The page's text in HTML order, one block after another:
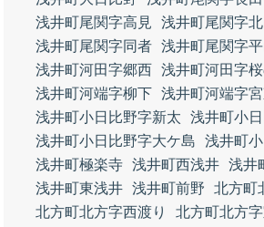
浅井町尾関字高見
浅井町尾関字北
浅井町尾関字同者 浅井町尾関字
浅井町河田字郷西 浅井町河田字
浅井町河端字柳下 浅井町河端字
浅井町小日比野字新太
浅井町小
浅井町小日比野字大ケ島
浅井町
浅井町極楽寺 浅井町西浅井 浅井
浅井町東浅井 浅井町前野
北方町
北方町北方字西渡り
北方町北方